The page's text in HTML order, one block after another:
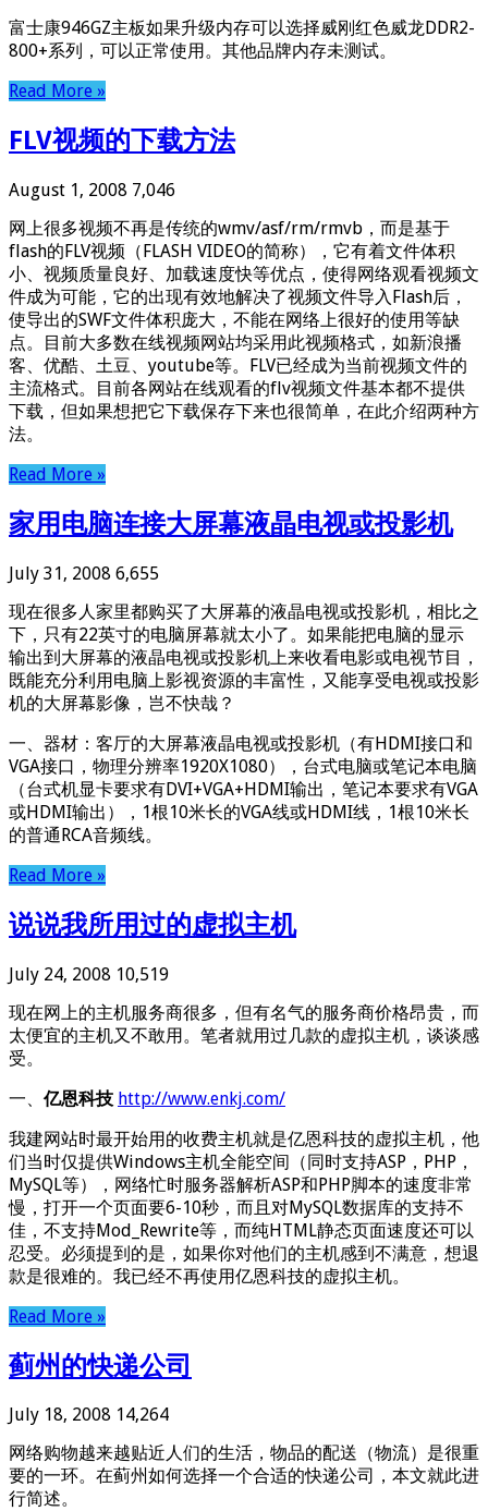
富士康946GZ主板如果升级内存可以选择威刚红色威龙DDR2-
800+系列，可以正常使用。其他品牌内存未测试。
Read More »
FLV视频的下载方法
August 1, 2008 7,046
网上很多视频不再是传统的wmv/asf/rm/rmvb，而是基于
flash的FLV视频（FLASH VIDEO的简称），它有着文件体积
小、视频质量良好、加载速度快等优点，使得网络观看视频文
件成为可能，它的出现有效地解决了视频文件导入Flash后，
使导出的SWF文件体积庞大，不能在网络上很好的使用等缺
点。目前大多数在线视频网站均采用此视频格式，如新浪播
客、优酷、土豆、youtube等。FLV已经成为当前视频文件的
主流格式。目前各网站在线观看的flv视频文件基本都不提供
下载，但如果想把它下载保存下来也很简单，在此介绍两种方
法。
Read More »
家用电脑连接大屏幕液晶电视或投影机
July 31, 2008 6,655
现在很多人家里都购买了大屏幕的液晶电视或投影机，相比之
下，只有22英寸的电脑屏幕就太小了。如果能把电脑的显示
输出到大屏幕的液晶电视或投影机上来收看电影或电视节目，
既能充分利用电脑上影视资源的丰富性，又能享受电视或投影
机的大屏幕影像，岂不快哉？
一、器材：客厅的大屏幕液晶电视或投影机（有HDMI接口和
VGA接口，物理分辨率1920X1080），台式电脑或笔记本电脑
（台式机显卡要求有DVI+VGA+HDMI输出，笔记本要求有VGA
或HDMI输出），1根10米长的VGA线或HDMI线，1根10米长
的普通RCA音频线。
Read More »
说说我所用过的虚拟主机
July 24, 2008 10,519
现在网上的主机服务商很多，但有名气的服务商价格昂贵，而
太便宜的主机又不敢用。笔者就用过几款的虚拟主机，谈谈感
受。
一、 亿恩科技 http://www.enkj.com/
我建网站时最开始用的收费主机就是亿恩科技的虚拟主机，他
们当时仅提供Windows主机全能空间（同时支持ASP，PHP，
MySQL等），网络忙时服务器解析ASP和PHP脚本的速度非常
慢，打开一个页面要6-10秒，而且对MySQL数据库的支持不
佳，不支持Mod_Rewrite等，而纯HTML静态页面速度还可以
忍受。必须提到的是，如果你对他们的主机感到不满意，想退
款是很难的。我已经不再使用亿恩科技的虚拟主机。
Read More »
蓟州的快递公司
July 18, 2008 14,264
网络购物越来越贴近人们的生活，物品的配送（物流）是很重
要的一环。在蓟州如何选择一个合适的快递公司，本文就此进
行简述。